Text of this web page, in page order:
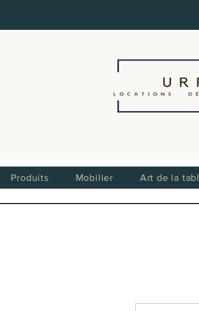
Produits Mobilier Art de la